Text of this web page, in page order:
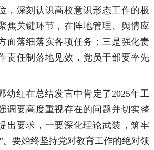
，深刻认识高校意识形态工作的极
焦关键环节，在阵地管理、舆情应
面落细落实各项任务；三是强化责
责任制落地见效，党员干部要率先
幼红在总结发言中肯定了2025年工
调要高度重视存在的问题并切实整
出要求，一要深化理论武装，筑牢
。要始终坚持党对教育工作的绝对领